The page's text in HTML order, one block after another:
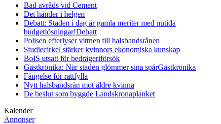
Bad avråds vid Cement
Det händer i helgen
Debatt: Staden i dag är gamla meriter med nutida
budgetlösningar!Debatt
Polisen efterlyser vittnen till halsbandsrånen
Studiecirkel stärker kvinnors ekonomiska kunskap
BoIS utsatt för bedrägeriförsök
Gästkrönika: När staden glömmer sina spårGästkrönika
Fängelse för rattfylla
Nytt halsbandsrån mot äldre kvinna
De beslut som byggde Landskronaplanket
Kalender
Annonser